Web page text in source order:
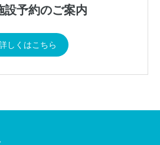
設予約のご案内
しくはこちら